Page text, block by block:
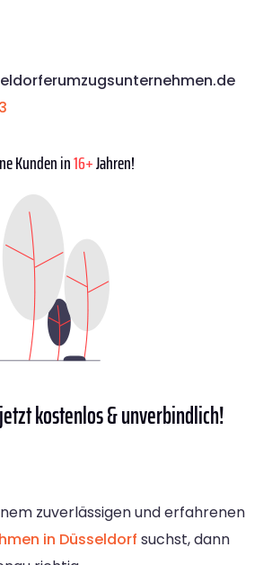
Kunden in16+Jahren!
kostenlos & unverbindlich!
zuverlässigen und erfahrenen
in Düsseldorf suchst, dann